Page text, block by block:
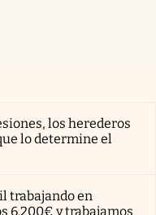
los herederos
lo determine el
trabajando en
6.200€ y trabajamos